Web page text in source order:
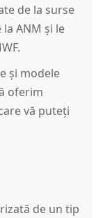
de la surse
ANM și le
și modele
oferim
vă puteți
de un tip